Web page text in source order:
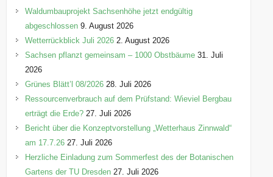
o
i
e
Waldumbauprojekt Sachsenhöhe jetzt endgültig
abgeschlossen 9. August 2026
Wetterrückblick Juli 2026 2. August 2026
Sachsen pflanzt gemeinsam – 1000 Obstbäume 31. Juli
2026
Grünes Blätt’l 08/2026 28. Juli 2026
Ressourcenverbrauch auf dem Prüfstand: Wieviel Bergbau
erträgt die Erde? 27. Juli 2026
Bericht über die Konzeptvorstellung „Wetterhaus Zinnwald“
am 17.7.26 27. Juli 2026
Herzliche Einladung zum Sommerfest des der Botanischen
Gartens der TU Dresden 27. Juli 2026